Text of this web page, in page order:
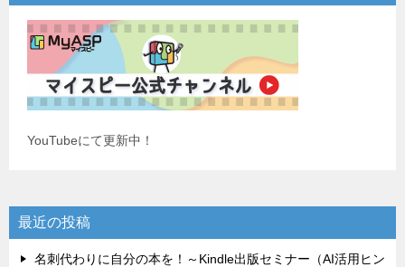
YouTubeにて更新中！
最近の投稿
名刺代わりに自分の本を！～Kindle出版セミナー（AI活用ヒン